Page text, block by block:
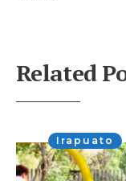
Related
Irapuato